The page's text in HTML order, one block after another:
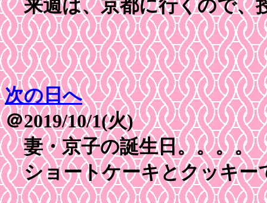
来週は、京都に行くので、
次の日へ
＠2019/10/1(火)
妻・京子の誕生日。。。。
ショートケーキとクッキー